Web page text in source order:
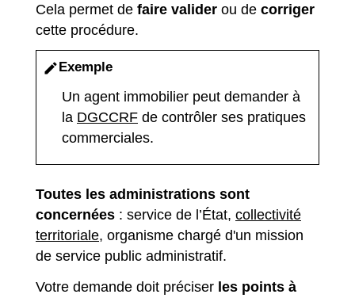
Cela permet de faire valider ou de corriger
cette procédure.
editExemple
Un agent immobilier peut demander à
la DGCCRF de contrôler ses pratiques
commerciales.
Toutes les administrations sont
concernées : service de l’État, collectivité
territoriale, organisme chargé d'un mission
de service public administratif.
Votre demande doit préciser les points à